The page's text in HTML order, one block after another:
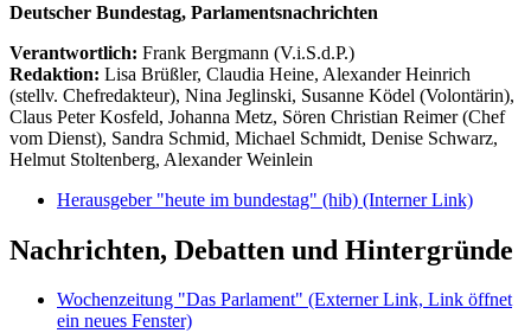
Deutscher Bundestag, Parlamentsnachrichten
Verantwortlich: Frank Bergmann (V.i.S.d.P.)
Redaktion: Lisa Brüßler, Claudia Heine, Alexander Heinrich
(stellv. Chefredakteur), Nina Jeglinski, Susanne Ködel (Volontärin),
Claus Peter Kosfeld, Johanna Metz, Sören Christian Reimer (Chef
vom Dienst), Sandra Schmid, Michael Schmidt, Denise Schwarz,
Helmut Stoltenberg, Alexander Weinlein
Herausgeber "heute im bundestag" (hib) (Interner Link)
Nachrichten, Debatten und Hintergründe
Wochenzeitung "Das Parlament" (Externer Link, Link öffnet
ein neues Fenster)